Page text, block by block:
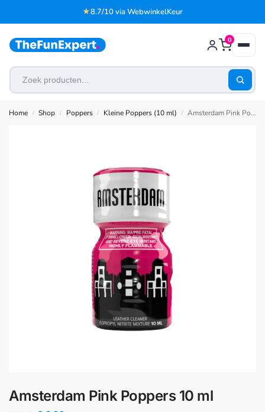
★8.7/10 via WebwinkelKeur
0
Home / Shop / Poppers / Kleine Poppers (10 ml) / Amsterdam Pink Poppers 10 ml
Amsterdam Pink Poppers 10 ml